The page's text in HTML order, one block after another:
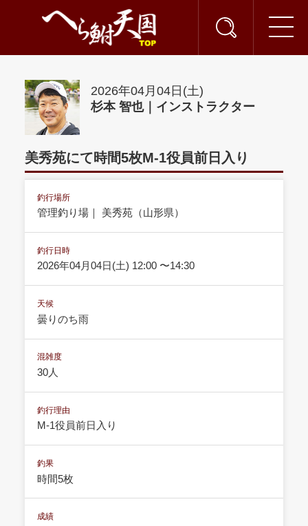
2026年04月04日(土)
杉本 智也｜インストラクター
美秀苑にて時間5枚M-1役員前日入り
釣行場所
管理釣り場｜ 美秀苑（山形県）
釣行日時
2026年04月04日(土) 12:00 〜14:30
天候
曇りのち雨
混雑度
30人
釣行理由
M-1役員前日入り
釣果
時間5枚
成績